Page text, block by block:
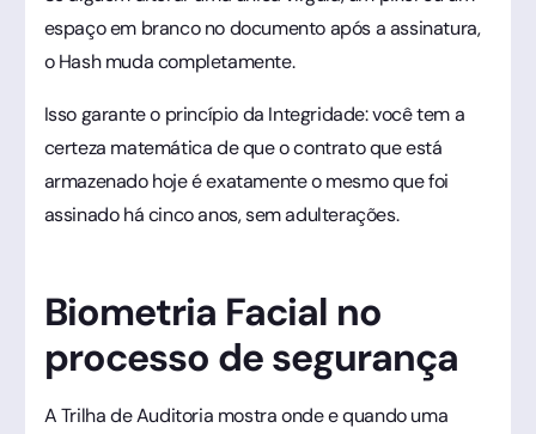
espaço em branco no documento após a assinatura,
o Hash muda completamente.
Isso garante o princípio da Integridade: você tem a
certeza matemática de que o contrato que está
armazenado hoje é exatamente o mesmo que foi
assinado há cinco anos, sem adulterações.
Biometria Facial no
processo de segurança
A Trilha de Auditoria mostra onde e quando uma